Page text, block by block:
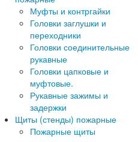
Муфты и контргайки
Головки заглушки и
переходники
Головки соединительные
рукавные
Головки цапковые и
муфтовые.
Рукавные зажимы и
задержки
Щиты (стенды) пожарные
Пожарные щиты